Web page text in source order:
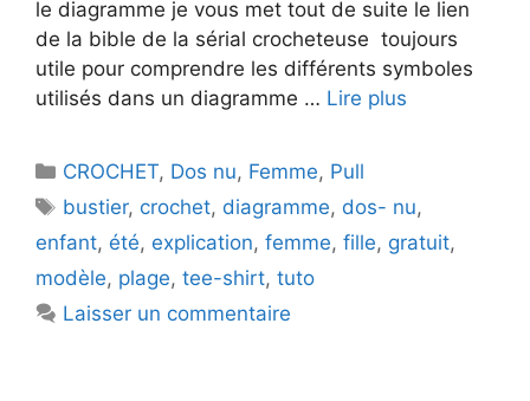
le diagramme je vous met tout de suite le lien
de la bible de la sérial crocheteuse toujours
utile pour comprendre les différents symboles
utilisés dans un diagramme … Lire plus
Catégories
CROCHET, Dos nu, Femme, Pull
Étiquettes
bustier, crochet, diagramme, dos- nu,
enfant, été, explication, femme, fille, gratuit,
modèle, plage, tee-shirt, tuto
Laisser un commentaire